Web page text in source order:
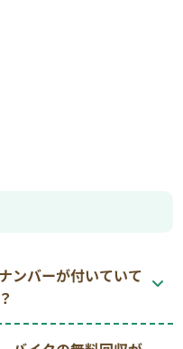
ンバーが付いていて